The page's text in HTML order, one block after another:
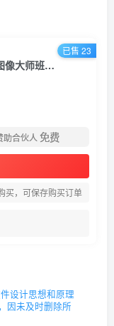
比Midjourney更好的Leonardo AI绘画图像大师班教程-16讲-中英字幕
助合伙人 免费
买，可保存购买订单
已售 23
设计思想和原理
因未及时删除所